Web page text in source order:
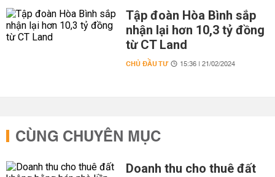
Tập đoàn Hòa Bình sắp
nhận lại hơn 10,3 tỷ đồng
từ CT Land
CHỦ ĐẦU TƯ 15:36 | 21/02/2024
CÙNG CHUYÊN MỤC
Doanh thu cho thuê đất